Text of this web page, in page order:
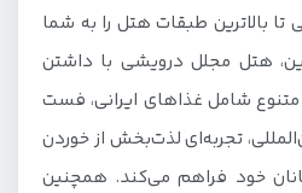
تا بالاترین طبقات هتل را به شما
هتل مجلل درویشی با داشتن
شامل غذاهای ایرانی، فست
تجربه‌ای لذت‌بخش از خوردن
خود فراهم می‌کند. همچنین